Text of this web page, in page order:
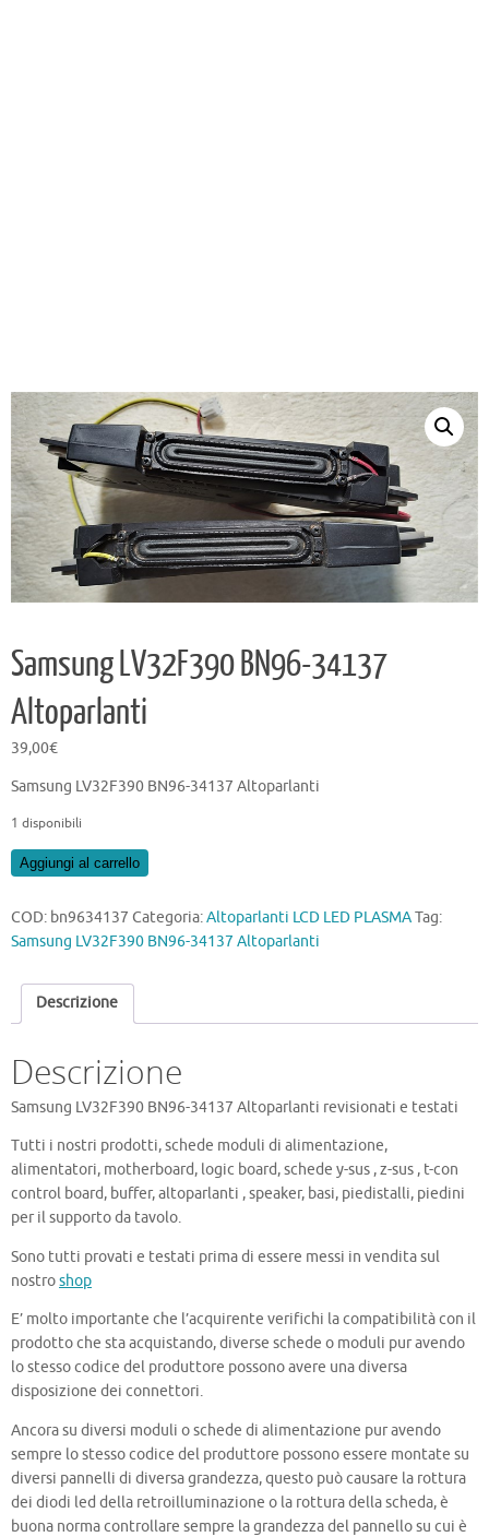
Samsung LV32F390 BN96-34137
Altoparlanti
39,00€
Samsung LV32F390 BN96-34137 Altoparlanti
1 disponibili
Samsung
BN96-
34137
Altoparlanti
quantità
Aggiungi al carrello
COD: bn9634137 Categoria:Altoparlanti LCD LED PLASMATag:
Samsung LV32F390 BN96-34137 Altoparlanti
Descrizione
Descrizione
Samsung LV32F390 BN96-34137 Altoparlanti revisionati e testati
Tutti i nostri prodotti, schede moduli di alimentazione,
alimentatori, motherboard, logic board, schede y-sus , z-sus , t-con
control board, buffer, altoparlanti , speaker, basi, piedistalli, piedini
per il supporto da tavolo.
Sono tutti provati e testati prima di essere messi in vendita sul
nostroshop
E’ molto importante che l’acquirente verifichi la compatibilità con il
prodotto che sta acquistando, diverse schede o moduli pur avendo
lo stesso codice del produttore possono avere una diversa
disposizione dei connettori.
Ancora su diversi moduli o schede di alimentazione pur avendo
sempre lo stesso codice del produttore possono essere montate su
diversi pannelli di diversa grandezza, questo può causare la rottura
dei diodi led della retroilluminazione o la rottura della scheda, è
buona norma controllare sempre la grandezza del pannello su cui è